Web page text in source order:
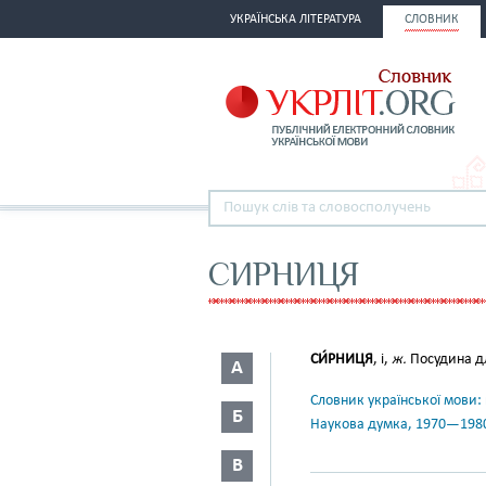
УКРАЇНСЬКА ЛІТЕРАТУРА СЛОВНИК
СИРНИЦЯ
А
Б
В
СИ́РНИЦЯ, і, ж. Посудина
Словник української
Наукова думка,